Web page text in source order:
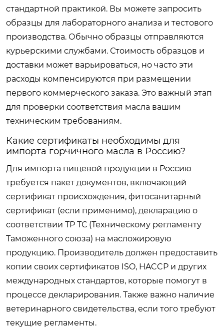
стандартной практикой. Вы можете запросить
образцы для лабораторного анализа и тестового
производства. Обычно образцы отправляются
курьерскими службами. Стоимость образцов и
доставки может варьироваться, но часто эти
расходы компенсируются при размещении
первого коммерческого заказа. Это важный этап
для проверки соответствия масла вашим
техническим требованиям.
Какие сертификаты необходимы для
импорта горчичного масла в Россию?
Для импорта пищевой продукции в Россию
требуется пакет документов, включающий
сертификат происхождения, фитосанитарный
сертификат (если применимо), декларацию о
соответствии ТР ТС (Техническому регламенту
Таможенного союза) на масложировую
продукцию. Производитель должен предоставить
копии своих сертификатов ISO, HACCP и других
международных стандартов, которые помогут в
процессе декларирования. Также важно наличие
ветеринарного свидетельства, если того требуют
текущие регламенты.